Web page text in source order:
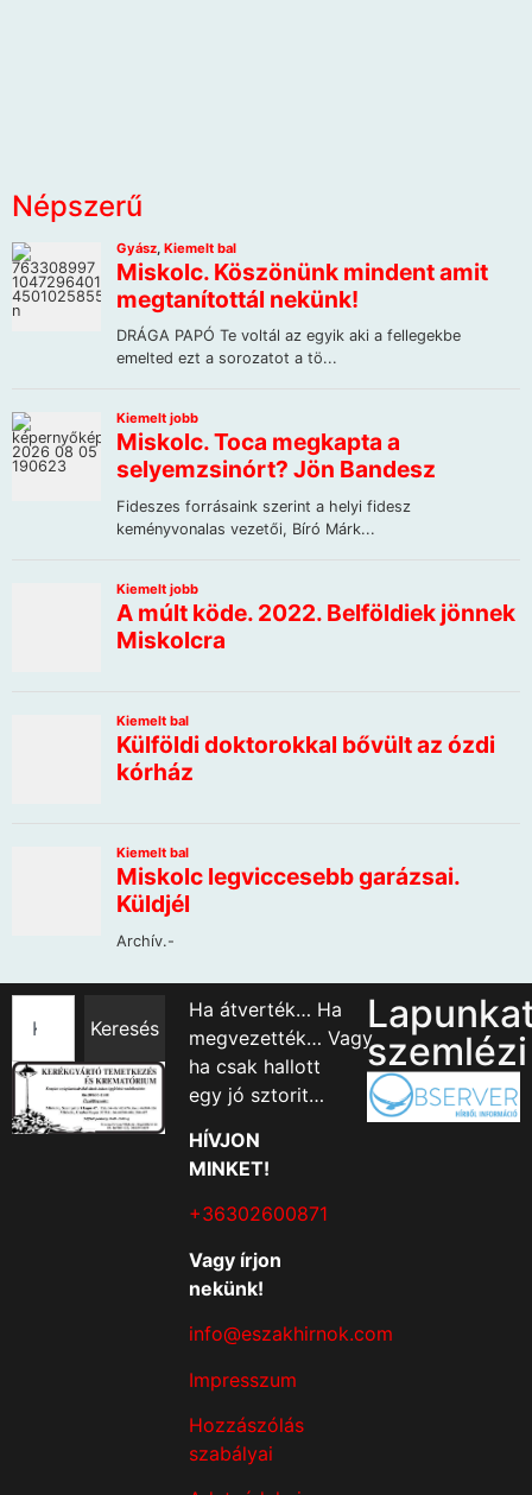
Népszerű
Keresés
Ha átverték… Ha
megvezették… Vagy
ha csak hallott
egy jó sztorit…
HÍVJON
MINKET!
+36302600871
Vagy írjon
nekünk!
info@eszakhirnok.com
Impresszum
Hozzászólás
szabályai
szemlézi